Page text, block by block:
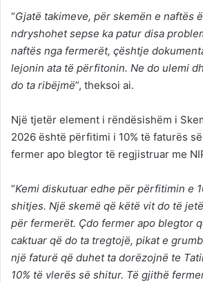
“Gjatë takimeve, për skemën e naftës
ndryshohet sepse ka patur disa
naftës nga fermerët, çështje
lejonin ata të përfitonin. Ne do ulemi
do ta ribëjmë”, theksoi ai.
Një tjetër element i rëndësishëm i
2026 është përfitimi i 10% të faturës
fermer apo blegtor të regjistruar me
“Kemi diskutuar edhe për përfitimin e
shitjes. Një skemë që këtë vit do të
për fermerët. Çdo fermer apo blegtor
caktuar që do ta tregtojë, pikat e
një faturë që duhet ta dorëzojnë te
10% të vlerës së shitur. Të gjithë